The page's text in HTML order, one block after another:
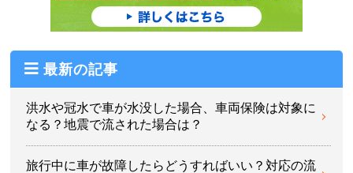
最新の記事
洪水や冠水で車が水没した場合、車両保険は対象に
なる？地震で流された場合は？
旅行中に車が故障したらどうすればいい？対応の流